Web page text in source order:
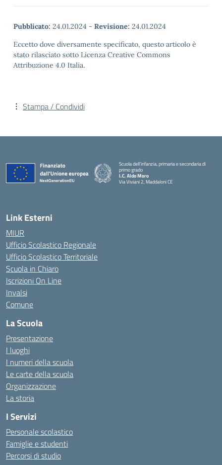
Pubblicato: 24.01.2024 - Revisione: 24.01.2024
Eccetto dove diversamente specificato, questo articolo è
stato rilasciato sotto Licenza Creative Commons
Attribuzione 4.0 Italia.
Stampa / Condividi
Scuola dell’infanzia, primaria e secondaria di
primo grado
I.C. Aldo Moro
Via Viviani 2, Maddaloni CE
Link Esterni
MIUR
Ufficio Scolastico Regionale
Ufficio Scolastico Territoriale
Scuola in Chiaro
Iscrizioni On Line
Invalsi
Comune
La Scuola
Presentazione
I luoghi
I numeri della scuola
Le carte della scuola
Organizzazione
La storia
I Servizi
Personale scolastico
Famiglie e studenti
Percorsi di studio